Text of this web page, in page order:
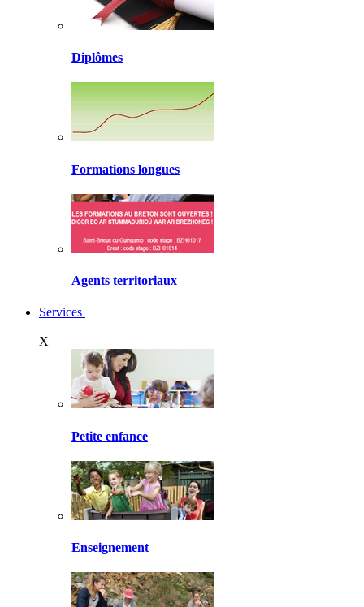
Diplômes
Formations longues
Agents territoriaux
Services
X
Petite enfance
Enseignement